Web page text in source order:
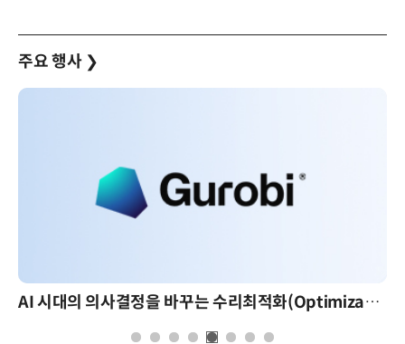
주요 행사 ❯
AI 시대의 의사결정을 바꾸는 수리최적화(Optimization): 실제 산업 적용 사례와 활용 전략